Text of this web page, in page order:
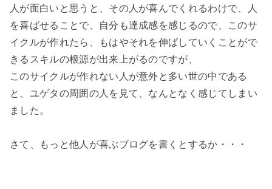
人が面白いと思うと、その人が喜んでくれるわけで、人
を喜ばせることで、自分も達成感を感じるので、このサ
イクルが作れたら、もはやそれを伸ばしていくことがで
きるスキルの根源が出来上がるのですが、
このサイクルが作れない人が意外と多い世の中である
と、ユゲタの周囲の人を見て、なんとなく感じてしまい
ました。